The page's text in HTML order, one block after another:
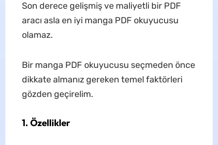
Son derece gelişmiş ve maliyetli bir PDF
aracı asla en iyi manga PDF okuyucusu
olamaz.
Bir manga PDF okuyucusu seçmeden önce
dikkate almanız gereken temel faktörleri
gözden geçirelim.
1. Özellikler